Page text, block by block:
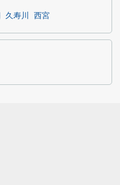
久寿川 西宮